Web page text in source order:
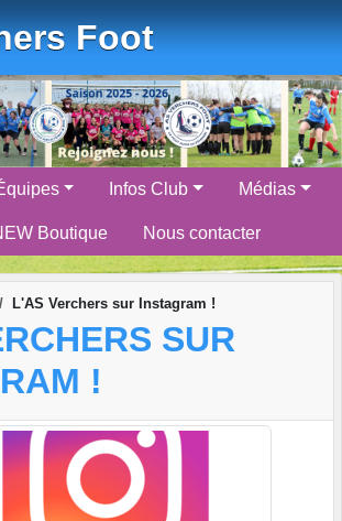
Foot
Infos Club Médias
Boutique Nous contacter
L'AS Verchers sur Instagram !
SUR
!